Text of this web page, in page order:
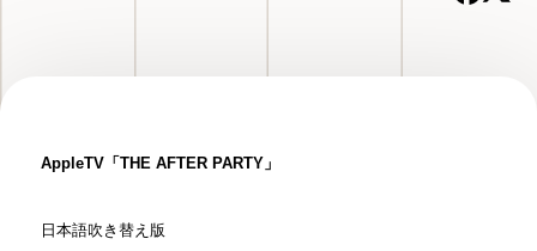
AppleTV「THE AFTER PARTY」
日本語吹き替え版